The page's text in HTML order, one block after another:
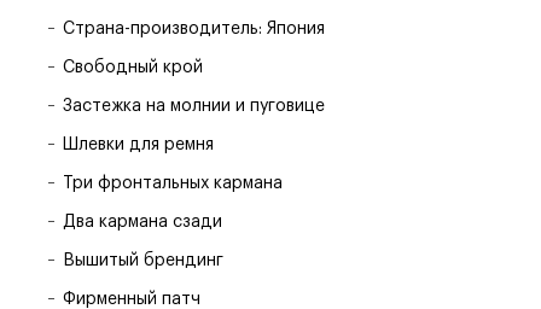
Страна-производитель: Япония
Свободный крой
Застежка на молнии и пуговице
Шлевки для ремня
Три фронтальных кармана
Два кармана сзади
Вышитый брендинг
Фирменный патч